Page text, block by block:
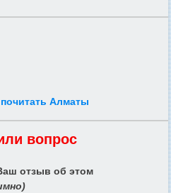
Алматы
вопрос
отзыв об этом